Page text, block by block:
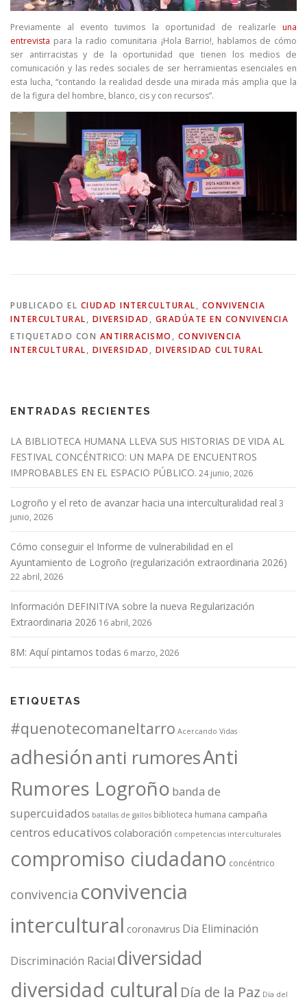
Previamente al evento tuvimos la oportunidad de realizarle una
entrevista para la radio comunitaria ¡Hola Barrio!, hablamos de cómo
ser antirracistas y de la oportunidad que tienen los medios de
comunicación y las redes sociales de ser herramientas esenciales en
esta lucha, “contando la realidad desde una mirada más amplia que la
de la figura del hombre, blanco, cis y con recursos”.
PUBLICADO EL CIUDAD INTERCULTURAL, CONVIVENCIA
INTERCULTURAL, DIVERSIDAD , GRADÚATE EN CONVIVENCIA
ETIQUETADO CON ANTIRRACISMO , CONVIVENCIA
INTERCULTURAL, DIVERSIDAD , DIVERSIDAD CULTURAL
ENTRADAS RECIENTES
LA BIBLIOTECA HUMANA LLEVA SUS HISTORIAS DE VIDA AL
FESTIVAL CONCÉNTRICO: UN MAPA DE ENCUENTROS
IMPROBABLES EN EL ESPACIO PÚBLICO. 24 junio, 2026
Logroño y el reto de avanzar hacia una interculturalidad real 3
junio, 2026
Cómo conseguir el Informe de vulnerabilidad en el
Ayuntamiento de Logroño (regularización extraordinaria 2026)
22 abril, 2026
Información DEFINITIVA sobre la nueva Regularización
Extraordinaria 2026 16 abril, 2026
8M: Aquí pintamos todas 6 marzo, 2026
ETIQUETAS
#quenotecomaneltarro Acercando Vidas
adhesiónanti rumoresAnti
Rumores Logroño banda de
supercuidados batallas de gallos biblioteca humana campaña
centros educativos colaboración competencias interculturales
compromiso ciudadano concéntrico
convivencia convivencia
intercultural coronavirus Dia Eliminación
Discriminación Racial diversidad
diversidad cultural Día de la Paz Día del